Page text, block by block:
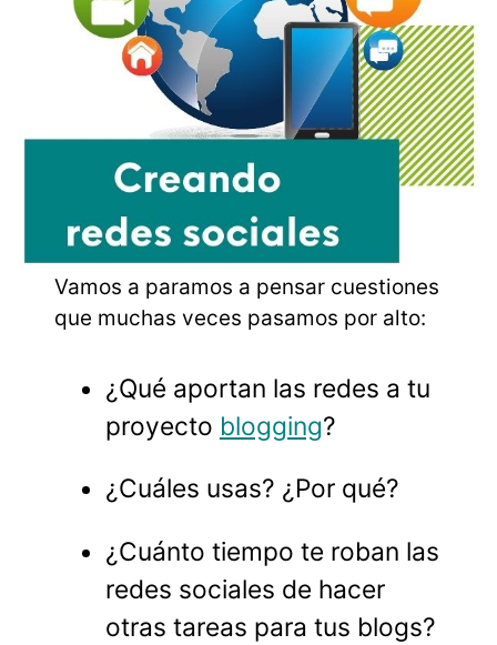
Vamos a paramos a pensar cuestiones
que muchas veces pasamos por alto:
¿Qué aportan las redes a tu
proyecto blogging?
¿Cuáles usas? ¿Por qué?
¿Cuánto tiempo te roban las
redes sociales de hacer
otras tareas para tus blogs?